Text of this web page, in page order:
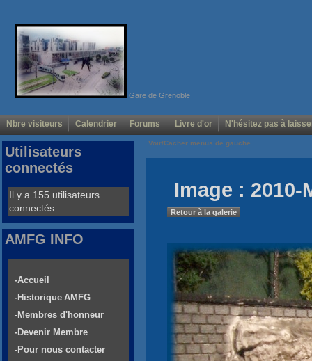
Gare de Grenoble
Nbre visiteurs Calendrier Forums Livre d'or N'hésitez pas à
Voir/Cacher menus de gauche
Image : 2010-
Retour à la galerie
Utilisateurs
connectés
Il y a 155 utilisateurs
connectés
AMFG INFO
-Accueil
-Historique AMFG
-Membres d'honneur
-Devenir Membre
-Pour nous contacter